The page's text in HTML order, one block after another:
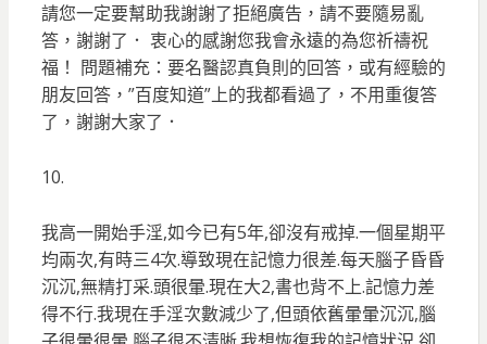
請您一定要幫助我謝謝了拒絕廣告，請不要隨易亂
答，謝謝了． 衷心的感謝您我會永遠的為您祈禱祝
福！ 問題補充：要名醫認真負則的回答，或有經驗的
朋友回答，”百度知道”上的我都看過了，不用重復答
了，謝謝大家了．
10.
我高一開始手淫,如今已有5年,卻沒有戒掉.一個星期平
均兩次,有時三4次.導致現在記憶力很差.每天腦子昏昏
沉沉,無精打采.頭很暈.現在大2,書也背不上.記憶力差
得不行.我現在手淫次數減少了,但頭依舊暈暈沉沉,腦